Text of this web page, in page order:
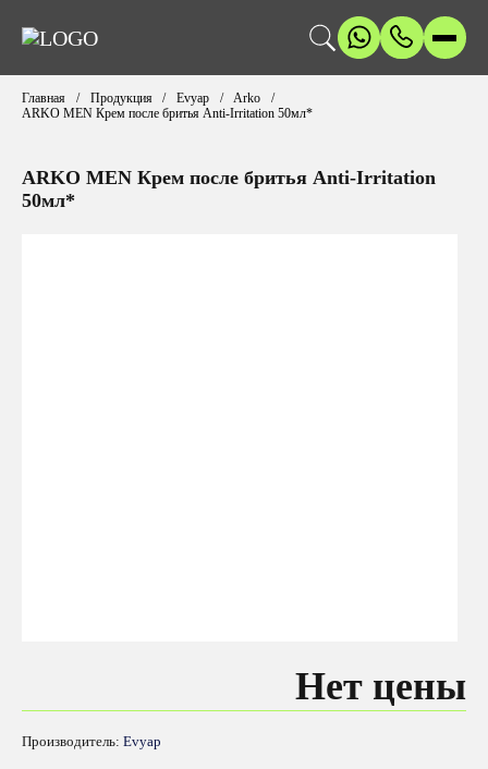
Главная Продукция Evyap
Arko
ARKO MEN Крем после бритья Anti-Irritation 50мл*
ARKO MEN Крем после бритья Anti-Irritation
50мл*
Нет цены
Производитель:Evyap